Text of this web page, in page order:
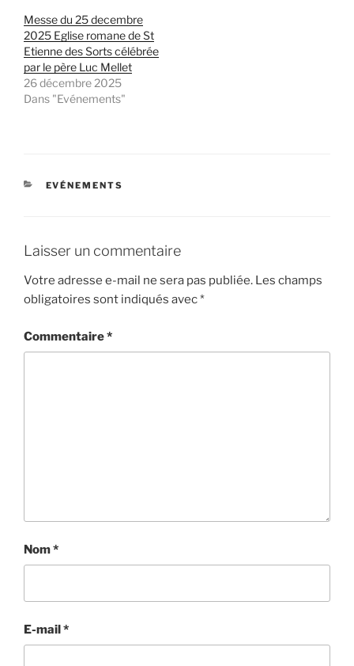
Messe du 25 decembre
2025 Eglise romane de St
Etienne des Sorts célébrée
par le père Luc Mellet
26 décembre 2025
Dans "Evénements"
CATÉGORIES
EVÉNEMENTS
Laisser un commentaire
Votre adresse e-mail ne sera pas publiée. Les champs
obligatoires sont indiqués avec*
Commentaire*
Nom*
E-mail*